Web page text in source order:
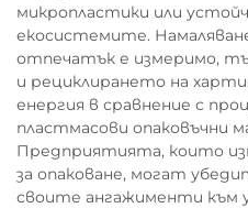
микропластики или
екосистемите.
отпечатък е измеримо,
и рециклирането на
енергия в сравнение с
пластмасови опаковъчни
Предприятията, които
за опаковане, могат
своите ангажименти